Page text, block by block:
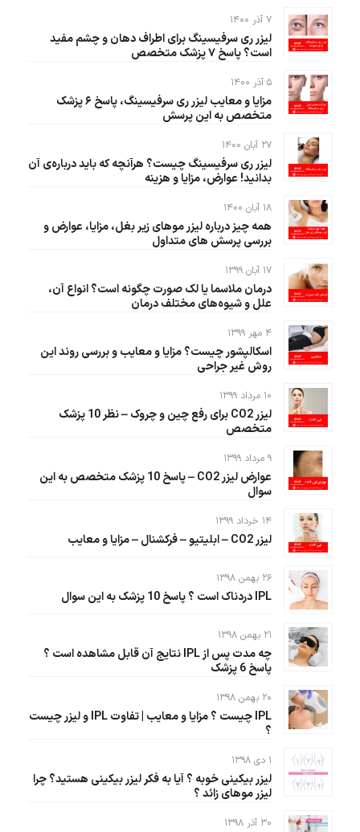
۷ آذر ۱۴۰۰
لیزر ری سرفیسینگ برای اطراف دهان و چشم مفید
است؟ پاسخ ۷ پزشک متخصص
۵ آذر ۱۴۰۰
مزایا و معایب لیزر ری سرفیسینگ، پاسخ ۶ پزشک
متخصص به این پرسش
۲۷ آبان ۱۴۰۰
لیزر ری سرفیسینگ چیست؟ هرآنچه که باید درباره‌ی آن
بدانید! عوارض، مزایا و هزینه‌
۱۸ آبان ۱۴۰۰
همه چیز درباره لیزر موهای زیر بغل، مزایا، عوارض و
بررسی پرسش های متداول
۱۷ آبان ۱۳۹۹
درمان ملاسما یا لک صورت چگونه است؟ انواع آن،
علل و شیوه‌های مختلف درمان
۴ مهر ۱۳۹۹
اسکالپشور چیست؟ مزایا و معایب و بررسی روند این
روش غیر جراحی
۱۰ مرداد ۱۳۹۹
لیزر CO2 برای رفع چین و چروک – نظر 10 پزشک
متخصص
۹ مرداد ۱۳۹۹
عوارض لیزر CO2 – پاسخ 10 پزشک متخصص به این
سوال
۱۴ خرداد ۱۳۹۹
لیزر CO2 – ابلیتیو – فرکشنال – مزایا و معایب
۲۶ بهمن ۱۳۹۸
IPL دردناک است ؟ پاسخ 10 پزشک به این سوال
۲۱ بهمن ۱۳۹۸
چه مدت پس از IPL نتایج آن قابل مشاهده است ؟
پاسخ 6 پزشک
۲۰ بهمن ۱۳۹۸
IPL چیست ؟ مزایا و معایب | تفاوت IPL و لیزر چیست
؟
۱ دی ۱۳۹۸
لیزر بیکینی خوبه ؟ آیا به فکر لیزر بیکینی هستید؟ چرا
لیزر موهای زائد ؟
۳۰ آذر ۱۳۹۸